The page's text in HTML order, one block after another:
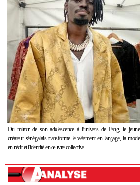
Du miroir de son adolescence à l'univers de Fang, le jeune
créateur sénégalais transforme le vêtement en langage, la mode
en récit et l'identité en œuvre collective.